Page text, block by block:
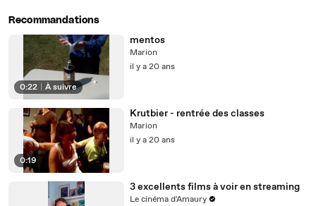
Recommandations
0:22 À suivre
mentos
Marion
il y a 20 ans
0:19
Krutbier - rentrée des classes
Marion
il y a 20 ans
3 excellents films à voir en streaming
Le cinéma d'Amaury